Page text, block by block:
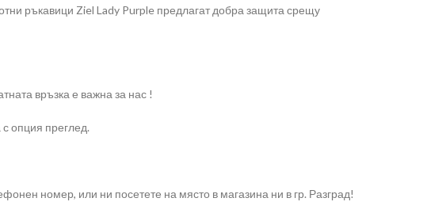
ръкавици Ziel Lady Purple предлагат добра защита срещу
връзка е важна за нас !
опция преглед.
номер, или ни посетете на място в магазина ни в гр. Разград!